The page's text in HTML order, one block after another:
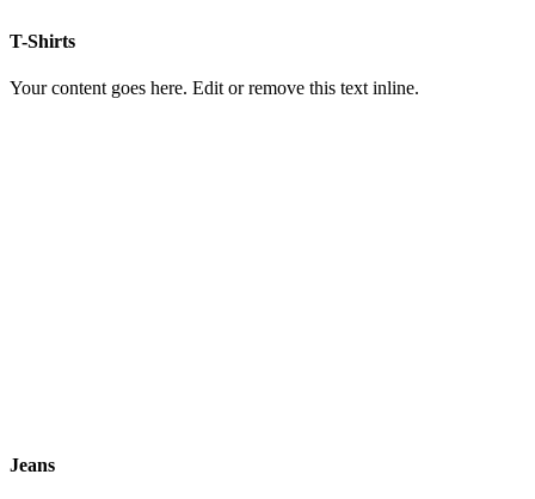
T-Shirts
Your content goes here. Edit or remove this text inline.
Jeans